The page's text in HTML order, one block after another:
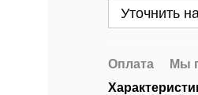
Уточнить
Оплата Мы